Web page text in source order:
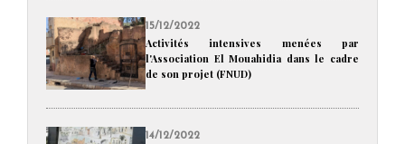
15/12/2022
Activités intensives menées par
l'Association El Mouahidia dans le cadre
de son projet (FNUD)
14/12/2022